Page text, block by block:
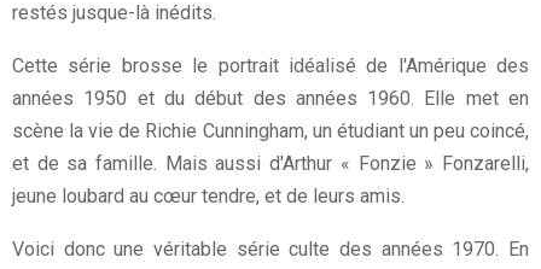
restés jusque-là inédits.
Cette série brosse le portrait idéalisé de l'Amérique des
années 1950 et du début des années 1960. Elle met en
scène la vie de Richie Cunningham, un étudiant un peu coincé,
et de sa famille. Mais aussi d'Arthur « Fonzie » Fonzarelli,
jeune loubard au cœur tendre, et de leurs amis.
Voici donc une véritable série culte des années 1970. En